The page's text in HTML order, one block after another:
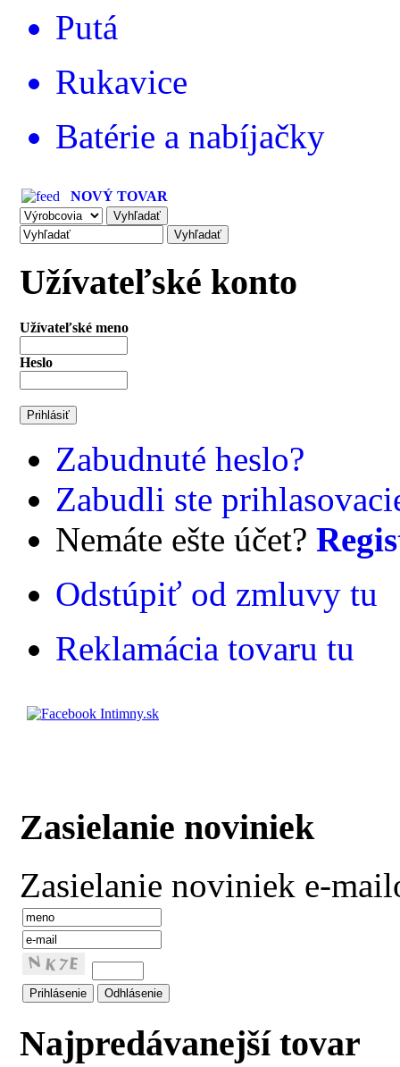
Putá
Rukavice
Batérie a nabíjačky
NOVÝ TOVAR
Užívateľské konto
Užívateľské meno
Heslo
Zabudnuté heslo?
Zabudli ste
Nemáte ešte účet?
Odstúpiť od zmluvy tu
Reklamácia tovaru tu
Zasielanie noviniek
Zasielanie noviniek e-
Najpredávanejší tovar